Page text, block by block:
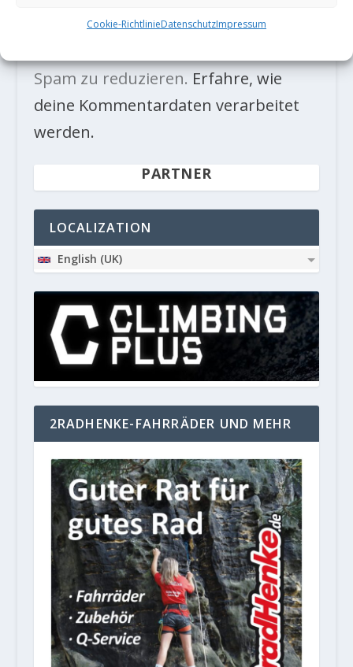
Cookie-RichtlinieDatenschutzImpressum
Spam zu reduzieren. Erfahre, wie
deine Kommentardaten verarbeitet
werden.
PARTNER
LOCALIZATION
English (UK)
2RADHENKE-FAHRRÄDER UND MEHR